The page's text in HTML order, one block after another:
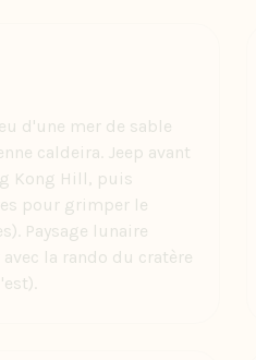
d'une mer de sable
caldeira. Jeep avant
Kong Hill, puis
pour grimper le
Paysage lunaire
la rando du cratère